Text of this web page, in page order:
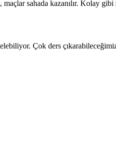
sahada kazanılır. Kolay
Çok ders